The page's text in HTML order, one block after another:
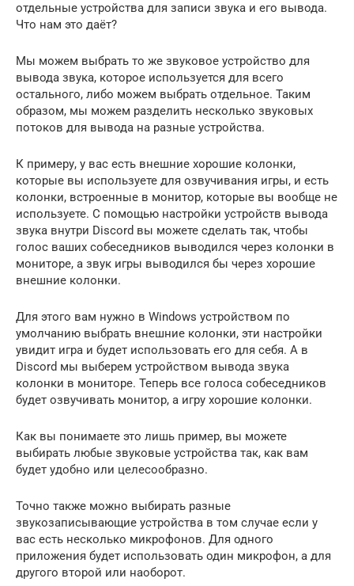
отдельные устройства для записи звука и его вывода.
Что нам это даёт?
Мы можем выбрать то же звуковое устройство для
вывода звука, которое используется для всего
остального, либо можем выбрать отдельное. Таким
образом, мы можем разделить несколько звуковых
потоков для вывода на разные устройства.
К примеру, у вас есть внешние хорошие колонки,
которые вы используете для озвучивания игры, и есть
колонки, встроенные в монитор, которые вы вообще не
используете. С помощью настройки устройств вывода
звука внутри Discord вы можете сделать так, чтобы
голос ваших собеседников выводился через колонки в
мониторе, а звук игры выводился бы через хорошие
внешние колонки.
Для этого вам нужно в Windows устройством по
умолчанию выбрать внешние колонки, эти настройки
увидит игра и будет использовать его для себя. А в
Discord мы выберем устройством вывода звука
колонки в мониторе. Теперь все голоса собеседников
будет озвучивать монитор, а игру хорошие колонки.
Как вы понимаете это лишь пример, вы можете
выбирать любые звуковые устройства так, как вам
будет удобно или целесообразно.
Точно также можно выбирать разные
звукозаписывающие устройства в том случае если у
вас есть несколько микрофонов. Для одного
приложения будет использовать один микрофон, а для
другого второй или наоборот.